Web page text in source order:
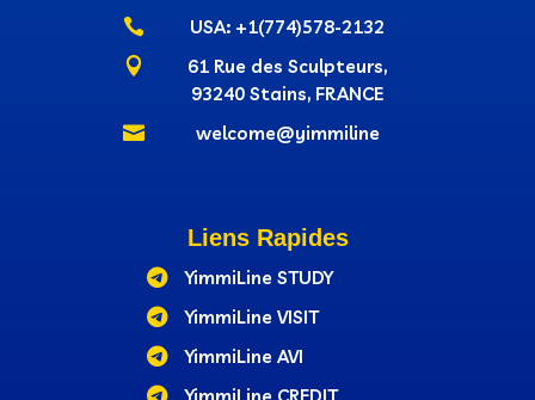
 USA: +1(774)578-2132

61 Rue des Sculpteurs,
93240 Stains, FRANCE
 welcome@yimmiline
Liens Rapides

YimmiLine STUDY

YimmiLine VISIT

YimmiLine AVI